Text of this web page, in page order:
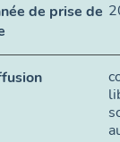
de prise de